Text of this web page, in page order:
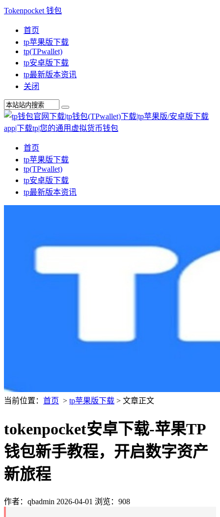
Tokenpocket 钱包
首页
tp苹果版下载
tp(TPwallet)
tp安卓版下载
tp最新版本资讯
关闭
首页
tp苹果版下载
tp(TPwallet)
tp安卓版下载
tp最新版本资讯
当前位置： 首页 > tp苹果版下载 > 文章正文
tokenpocket安卓下载-苹果TP
钱包新手教程，开启数字资产
新旅程
作者：qbadmin 2026-04-01 浏览：908